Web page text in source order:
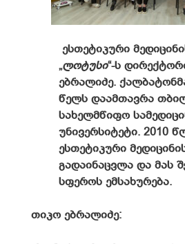
ესთეტიკური
„ლოტუსი“-ს
ებრალიძე.
წელს დაამთავრა
სახელმწიფო
უნივერსიტეტი. 2010
ესთეტიკური
გადაინაცვლა და მას
სფეროს ემსახურება.
თიკო ებრალიძე: